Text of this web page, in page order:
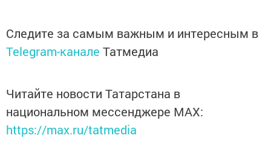
Следите за самым важным и интересным в
Telegram-канале Татмедиа
Читайте новости Татарстана в
национальном мессенджере MАХ:
https://max.ru/tatmedia